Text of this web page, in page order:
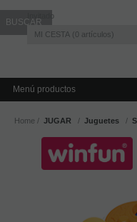
Invitado
MI CESTA 0 artículos
Menú productos
Home JUGAR Juguetes